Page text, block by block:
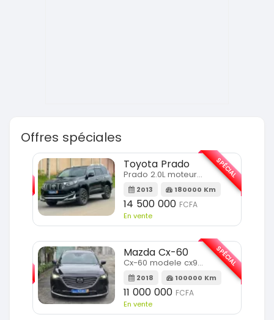
Offres spéciales
Toyota Prado
Prado 2.0L moteur d4d
2013 180000 Km
14 500 000 FCFA
En vente
SPÉCIAL
Mazda Cx-60
Cx-60 modele cx9 full option
2018 100000 Km
11 000 000 FCFA
En vente
SPÉCIAL